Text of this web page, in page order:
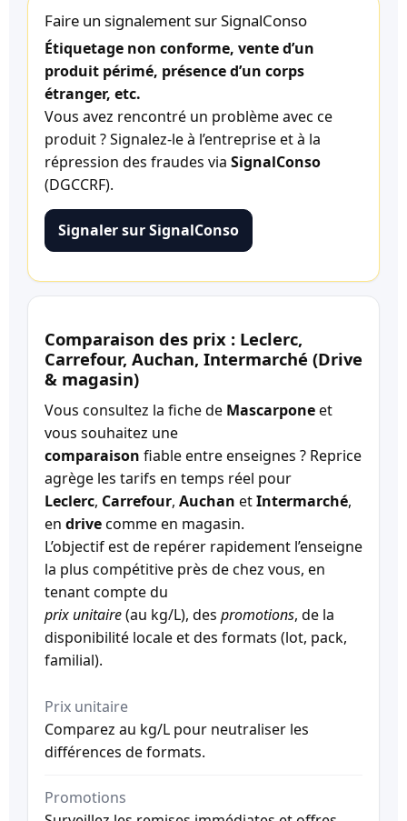
Faire un signalement sur SignalConso
Étiquetage non conforme, vente d’un
produit périmé, présence d’un corps
étranger, etc.
Vous avez rencontré un problème avec ce
produit ? Signalez-le à l’entreprise et à la
répression des fraudes via SignalConso
(DGCCRF).
Signaler sur SignalConso
Comparaison des prix : Leclerc,
Carrefour, Auchan, Intermarché (Drive
& magasin)
Vous consultez la fiche de Mascarponeet
vous souhaitez une
comparaison fiable entre enseignes ? Reprice
agrège les tarifs en temps réel pour
Leclerc, Carrefour, Auchan etIntermarché,
en drivecomme en magasin.
L’objectif est de repérer rapidement l’enseigne
la plus compétitive près de chez vous, en
tenant compte du
prix unitaire(au kg/L), des promotions, de la
disponibilité locale et des formats (lot, pack,
familial).
Prix unitaire
Comparez au kg/L pour neutraliser les
différences de formats.
Promotions